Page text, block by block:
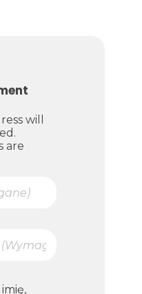
will
are